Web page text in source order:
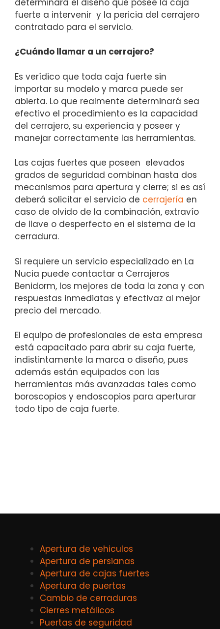
fuerte a intervenir y la pericia del cerrajero
contratado para el servicio.
¿Cuándo llamar a un cerrajero?
Es verídico que toda caja fuerte sin
importar su modelo y marca puede ser
abierta. Lo que realmente determinará sea
efectivo el procedimiento es la capacidad
del cerrajero, su experiencia y poseer y
manejar correctamente las herramientas.
Las cajas fuertes que poseen elevados
grados de seguridad combinan hasta dos
mecanismos para apertura y cierre; si es así
deberá solicitar el servicio de cerrajería en
caso de olvido de la combinación, extravío
de llave o desperfecto en el sistema de la
cerradura.
Si requiere un servicio especializado en La
Nucia puede contactar a Cerrajeros
Benidorm, los mejores de toda la zona y con
respuestas inmediatas y efectivaz al mejor
precio del mercado.
El equipo de profesionales de esta empresa
está capacitado para abrir su caja fuerte,
indistintamente la marca o diseño, pues
además están equipados con las
herramientas más avanzadas tales como
boroscopios y endoscopios para aperturar
todo tipo de caja fuerte.
Apertura de vehiculos
Apertura de persianas
Apertura de cajas fuertes
Apertura de puertas
Cambio de cerraduras
Cierres metálicos
Puertas de seguridad